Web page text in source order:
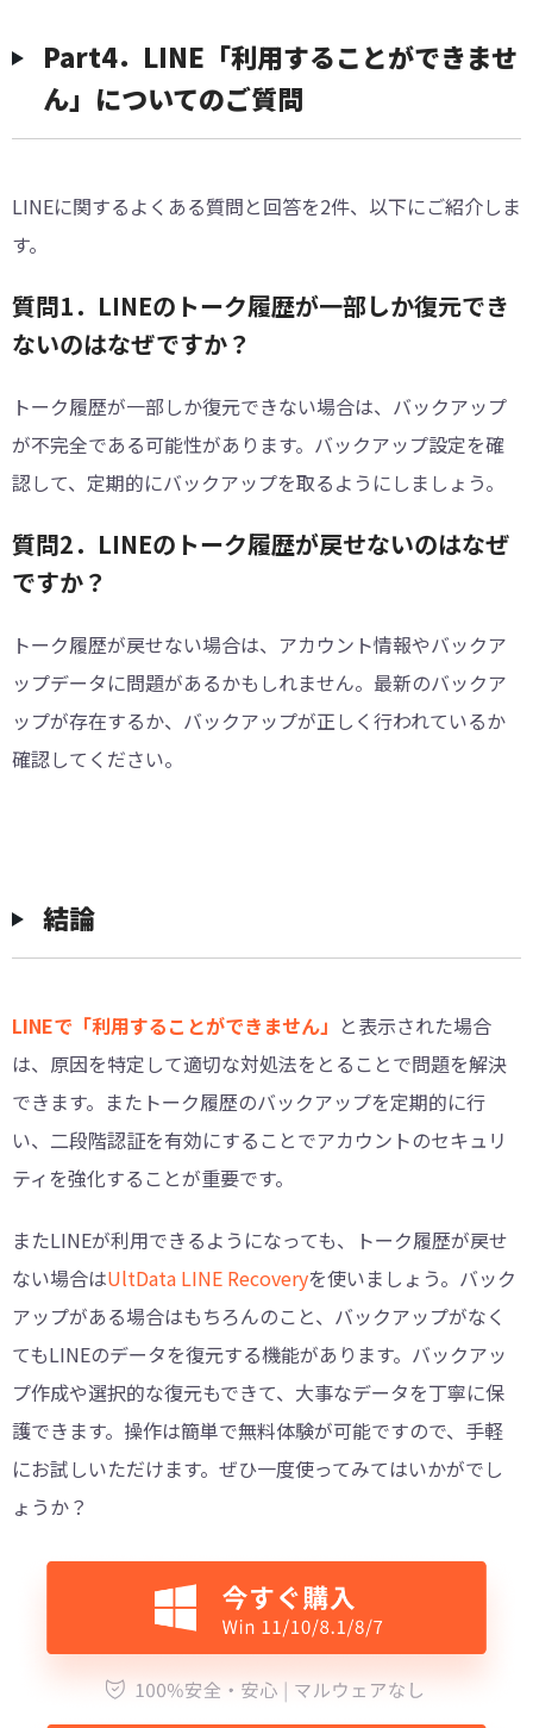
Part4．LINE「利用することができませ
ん」についてのご質問
LINEに関するよくある質問と回答を2件、以下にご紹介しま
す。
質問1．LINEのトーク履歴が一部しか復元でき
ないのはなぜですか？
トーク履歴が一部しか復元できない場合は、バックアップ
が不完全である可能性があります。バックアップ設定を確
認して、定期的にバックアップを取るようにしましょう。
質問2．LINEのトーク履歴が戻せないのはなぜ
ですか？
トーク履歴が戻せない場合は、アカウント情報やバックア
ップデータに問題があるかもしれません。最新のバックア
ップが存在するか、バックアップが正しく行われているか
確認してください。
結論
LINEで「利用することができません」 と表示された場合
は、原因を特定して適切な対処法をとることで問題を解決
できます。またトーク履歴のバックアップを定期的に行
い、二段階認証を有効にすることでアカウントのセキュリ
ティを強化することが重要です。
またLINEが利用できるようになっても、トーク履歴が戻せ
ない場合はUltData LINE Recoveryを使いましょう。バック
アップがある場合はもちろんのこと、バックアップがなく
てもLINEのデータを復元する機能があります。バックアッ
プ作成や選択的な復元もできて、大事なデータを丁寧に保
護できます。操作は簡単で無料体験が可能ですので、手軽
にお試しいただけます。ぜひ一度使ってみてはいかがでし
ょうか？